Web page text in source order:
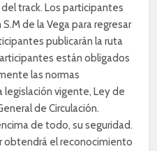
track. Los participantes
de la Vega para regresar
publicarán la ruta
están obligados
las normas
legislación vigente, Ley de
de Circulación.
de todo, su seguridad.
obtendrá el reconocimiento